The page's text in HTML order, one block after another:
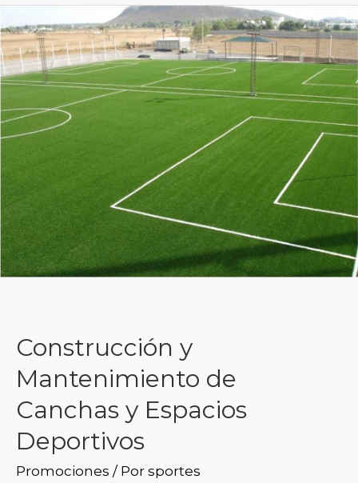
Construcción y
Mantenimiento de
Canchas y Espacios
Deportivos
Promociones / Por sportes